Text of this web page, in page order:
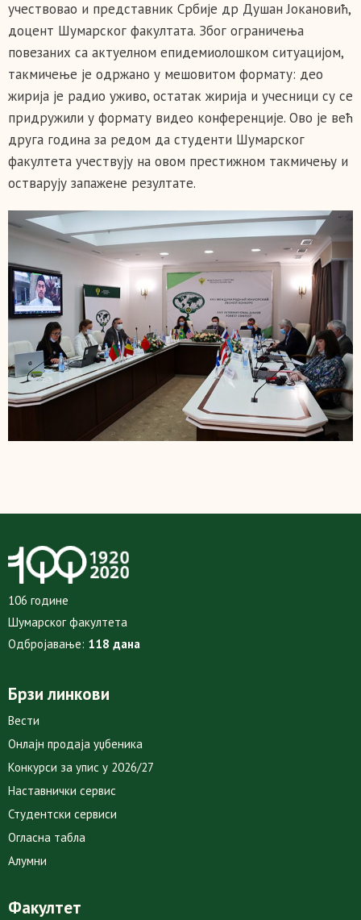
учествовао и представник Србије др Душан Јокановић,
доцент Шумарског факултата. Због ограничења
повезаних са актуелном епидемиолошком ситуацијом,
такмичење је одржано у мешовитом формату: део
жирија је радио уживо, остатак жирија и учесници су се
придружили у формату видео конференције. Ово је већ
друга година за редом да студенти Шумарског
факултета учествују на овом престижном такмичењу и
остварују запажене резултате.
106 године
Шумарског факултета
Одбројавање: 118 дана
Брзи линкови
Вести
Онлајн продаја уџбеника
Конкурси за упис у 2026/27
Наставнички сервис
Студентски сервиси
Огласна табла
Алумни
Факултет